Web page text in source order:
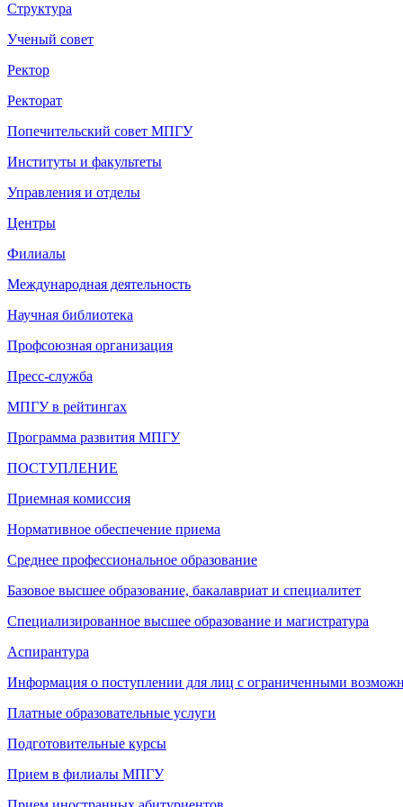
Структура
Ученый совет
Ректор
Ректорат
Попечительский совет МПГУ
Институты и факультеты
Управления и отделы
Центры
Филиалы
Международная деятельность
Научная библиотека
Профсоюзная организация
Пресс-служба
МПГУ в рейтингах
Программа развития МПГУ
ПОСТУПЛЕНИЕ
Приемная комиссия
Нормативное обеспечение приема
Среднее профессиональное образование
Базовое высшее образование, бакалавриат и специалитет
Специализированное высшее образование и магистратура
Аспирантура
Информация о поступлении для лиц с ограниченными
Платные образовательные услуги
Подготовительные курсы
Прием в филиалы МПГУ